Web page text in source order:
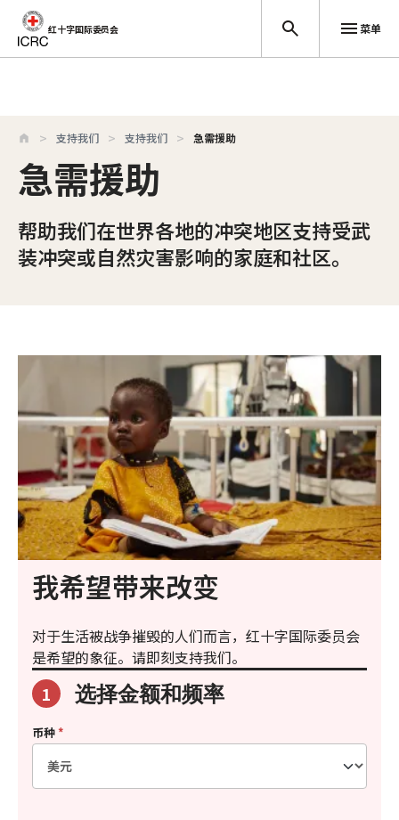
跳至主要内容
红十字国际委员会 菜单
支持我们 支持我们 急需援助
急需援助
帮助我们在世界各地的冲突地区支持受武
装冲突或自然灾害影响的家庭和社区。
我希望带来改变
对于生活被战争摧毁的人们而言，红十字国际委员会
是希望的象征。请即刻支持我们。
1 选择金额和频率
币种*